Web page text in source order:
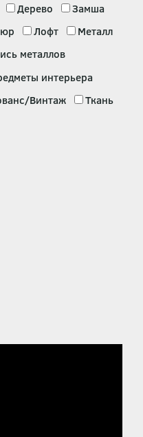
Дерево
Замша
Лофт
Металл
металлов
интерьера
Винтаж
Ткань